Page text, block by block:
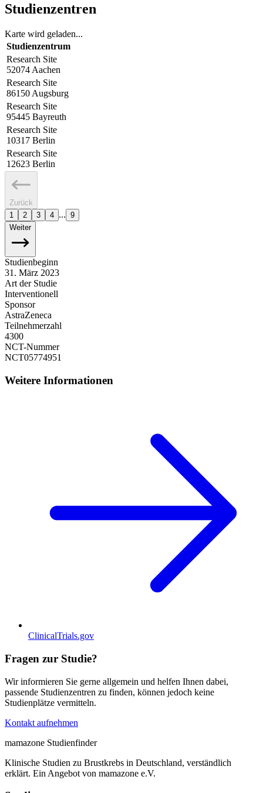
Studienzentren
Karte wird geladen...
Studienzentrum
Research Site
52074 Aachen
Research Site
86150 Augsburg
Research Site
95445 Bayreuth
Research Site
10317 Berlin
Research Site
12623 Berlin
Zurück
1
2 3 4 ... 9
Weiter
Studienbeginn
31. März 2023
Art der Studie
Interventionell
Sponsor
AstraZeneca
Teilnehmerzahl
4300
NCT-Nummer
NCT05774951
Weitere Informationen
ClinicalTrials.gov
Fragen zur Studie?
Wir informieren Sie gerne allgemein und helfen Ihnen dabei,
passende Studienzentren zu finden, können jedoch keine
Studienplätze vermitteln.
Kontakt aufnehmen
mamazone Studienfinder
Klinische Studien zu Brustkrebs in Deutschland, verständlich
erklärt. Ein Angebot von mamazone e.V.